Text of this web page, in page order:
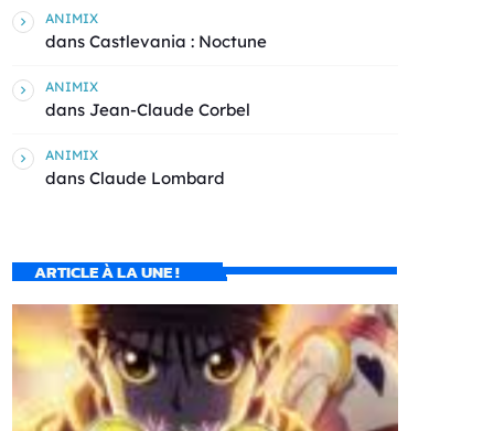
ANIMIX
dans Castlevania : Noctune
ANIMIX
dans Jean-Claude Corbel
ANIMIX
dans Claude Lombard
ARTICLE À LA UNE !